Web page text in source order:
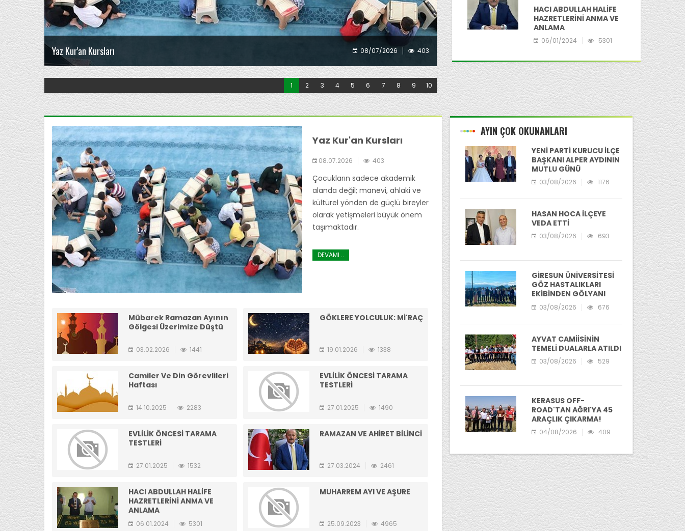
Yaz Kur'an Kursları 08/07/2026 403 Mübarek Ramazan Ayının Gölgesi Üzerimize Düştü
1 2 3 4 5 6 7 8 9 10
HACI ABDULLAH HALİFE
HAZRETLERİNİ ANMA VE
ANLAMA
06/01/2024 5301
Yaz Kur'an Kursları
08.07.2026 403
Çocukların sadece akademik
alanda değil; manevi, ahlaki ve
kültürel yönden de güçlü bireyler
olarak yetişmeleri büyük önem
taşımaktadır.
DEVAMI ..
Mübarek Ramazan Ayının
Gölgesi Üzerimize Düştü
03.02.2026 1441
GÖKLERE YOLCULUK: Mİ'RAÇ
19.01.2026 1338
Camiler Ve Din Görevlileri
Haftası
14.10.2025 2283
EVLİLİK ÖNCESİ TARAMA
TESTLERİ
27.01.2025 1490
EVLİLİK ÖNCESİ TARAMA
TESTLERİ
27.01.2025 1532
RAMAZAN VE AHİRET BİLİNCİ
27.03.2024 2461
HACI ABDULLAH HALİFE
HAZRETLERİNİ ANMA VE
ANLAMA
06.01.2024 5301
MUHARREM AYI VE AŞURE
25.09.2023 4965
AYIN ÇOK OKUNANLARI
YENİ PARTİ KURUCU İLÇE
BAŞKANI ALPER AYDININ
MUTLU GÜNÜ
03/08/2026 1176
HASAN HOCA İLÇEYE
VEDA ETTİ
03/08/2026 693
GİRESUN ÜNİVERSİTESİ
GÖZ HASTALIKLARI
EKİBİNDEN GÖLYANI
YAYLASI'NIA ZİYARET
03/08/2026 676
AYVAT CAMİİSİNİN
TEMELİ DUALARLA ATILDI
03/08/2026 529
KERASUS OFF-
ROAD'TAN AĞRI'YA 45
ARAÇLIK ÇIKARMA!
04/08/2026 409